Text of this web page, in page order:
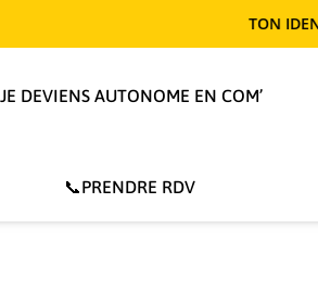
TON IDENTITÉ
JE DEVIENS AUTONOME EN COM’
📞PRENDRE RDV